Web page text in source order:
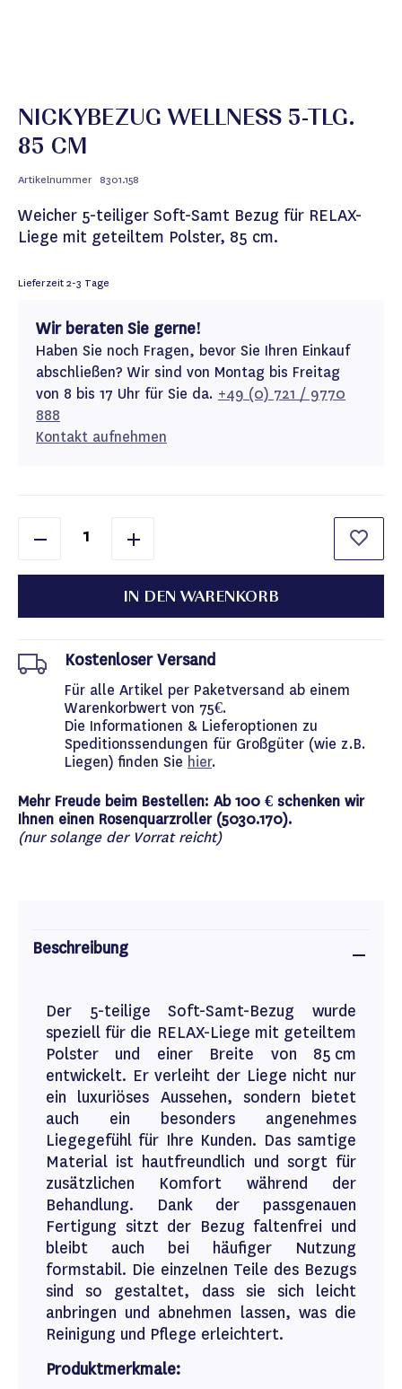
NICKYBEZUG WELLNESS 5-TLG.
85 CM
Artikelnummer 8301.158
Weicher 5-teiliger Soft-Samt Bezug für RELAX-
Liege mit geteiltem Polster, 85 cm.
Lieferzeit2-3 Tage
Wir beraten Sie gerne!
Haben Sie noch Fragen, bevor Sie Ihren Einkauf
abschließen? Wir sind von Montag bis Freitag
von 8 bis 17 Uhr für Sie da. +49 (0) 721 / 9770
888
Kontakt aufnehmen
IN DEN WARENKORB
Kostenloser Versand
Für alle Artikel per Paketversand ab einem
Warenkorbwert von 75€.
Die Informationen & Lieferoptionen zu
Speditionssendungen für Großgüter (wie z.B.
Liegen) finden Sie hier.
Mehr Freude beim Bestellen: Ab 100 € schenken wir
Ihnen einen Rosenquarzroller (5030.170).
(nur solange der Vorrat reicht)
Beschreibung
Der 5-teilige Soft-Samt-Bezug wurde
speziell für die RELAX-Liege mit geteiltem
Polster und einer Breite von 85 cm
entwickelt. Er verleiht der Liege nicht nur
ein luxuriöses Aussehen, sondern bietet
auch ein besonders angenehmes
Liegegefühl für Ihre Kunden. Das samtige
Material ist hautfreundlich und sorgt für
zusätzlichen Komfort während der
Behandlung. Dank der passgenauen
Fertigung sitzt der Bezug faltenfrei und
bleibt auch bei häufiger Nutzung
formstabil. Die einzelnen Teile des Bezugs
sind so gestaltet, dass sie sich leicht
anbringen und abnehmen lassen, was die
Reinigung und Pflege erleichtert.
Produktmerkmale: